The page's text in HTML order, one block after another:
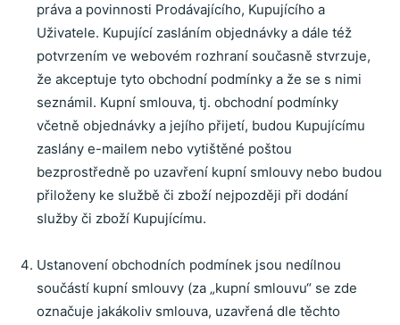
práva a povinnosti Prodávajícího, Kupujícího a
Uživatele. Kupující zasláním objednávky a dále též
potvrzením ve webovém rozhraní současně stvrzuje,
že akceptuje tyto obchodní podmínky a že se s nimi
seznámil. Kupní smlouva, tj. obchodní podmínky
včetně objednávky a jejího přijetí, budou Kupujícímu
zaslány e-mailem nebo vytištěné poštou
bezprostředně po uzavření kupní smlouvy nebo budou
přiloženy ke službě či zboží nejpozději při dodání
služby či zboží Kupujícímu.
Ustanovení obchodních podmínek jsou nedílnou
součástí kupní smlouvy (za „kupní smlouvu“ se zde
označuje jakákoliv smlouva, uzavřená dle těchto